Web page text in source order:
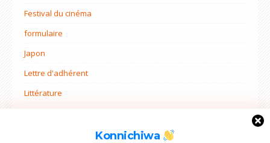
Konnichiwa
Festival du cinéma
formulaire
Japon
Lettre d'adhérent
Littérature